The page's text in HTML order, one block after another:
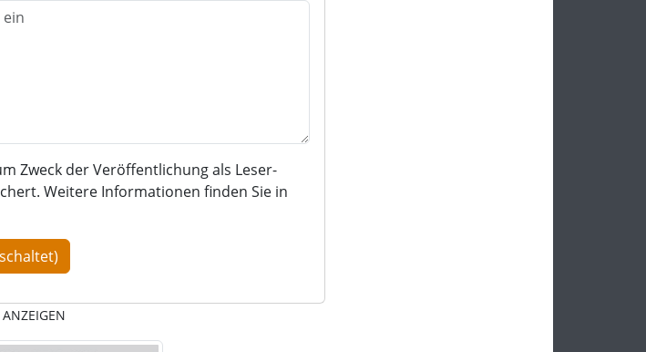
Zweck der Veröffentlichung als Leser-
Weitere Informationen finden Sie in
ANZEIGEN